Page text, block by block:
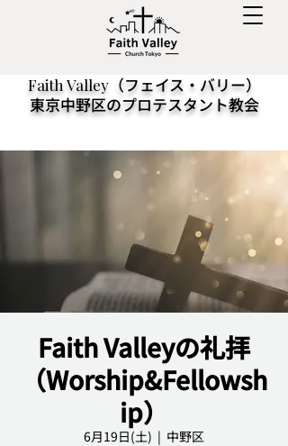
Faith Valley（フェイス・バリー）
東京中野区のプロテスタント教会
Faith Valleyの礼拝
（Worship&Fellowsh
ip）
6月19日(土)
  |
中野区